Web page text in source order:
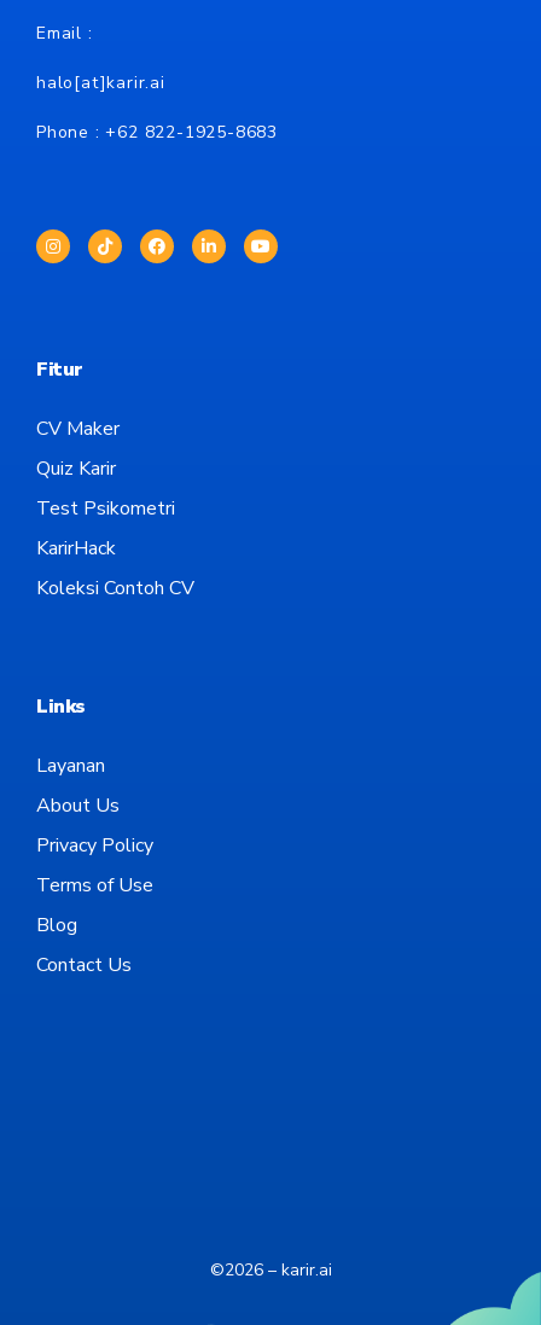
Email :
halo[at]karir.ai
Phone : +62 822-1925-8683
Fitur
CV Maker
Quiz Karir
Test Psikometri
KarirHack
Koleksi Contoh CV
Links
Layanan
About Us
Privacy Policy
Terms of Use
Blog
Contact Us
©2026 – karir.ai